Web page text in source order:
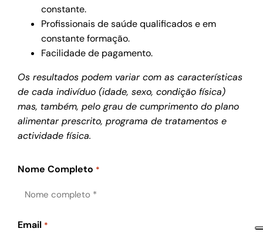
constante.
Profissionais de saúde qualificados e em
constante formação.
Facilidade de pagamento.
Os resultados podem variar com as características
de cada indivíduo (idade, sexo, condição física)
mas, também, pelo grau de cumprimento do plano
alimentar prescrito, programa de tratamentos e
actividade física.
Nome Completo *
Email *